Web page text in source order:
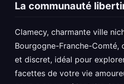
La communauté
Clamecy, charmante ville
Bourgogne-Franche-Comté,
et discret, idéal pour
facettes de votre vie